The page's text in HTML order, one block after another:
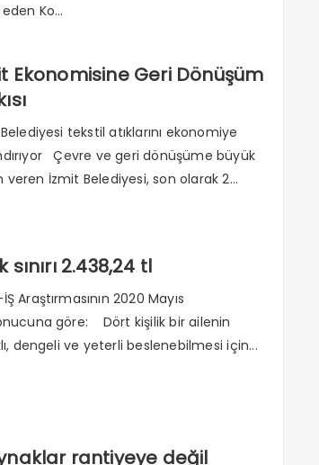
Ko...
Ekonomisine Geri Dönüşüm
tekstil atıklarını ekonomiye
Çevre ve geri dönüşüme büyük
veren İzmit Belediyesi, son olarak 2...
sınırı 2.438,24 tl
İŞ Araştırmasının 2020 Mayıs
göre: Dört kişilik bir ailenin
dengeli ve yeterli beslenebilmesi için...
rantiyeye değil